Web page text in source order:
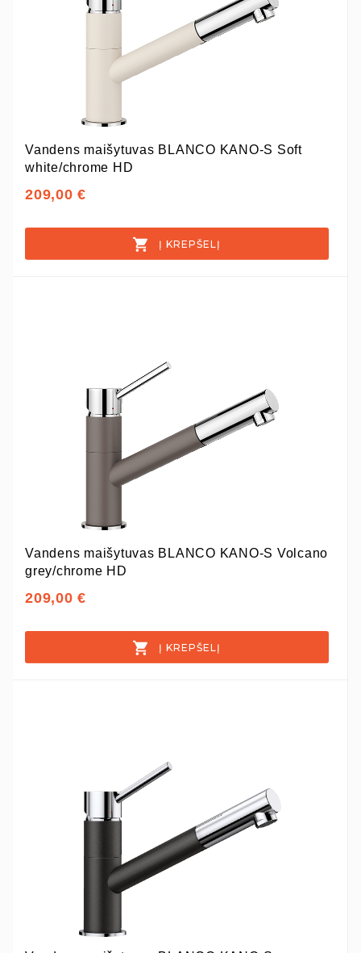
Vandens maišytuvas BLANCO KANO-S Soft
white/chrome HD
209,00 €
Į KREPŠELĮ
Vandens maišytuvas BLANCO KANO-S Volcano
grey/chrome HD
209,00 €
Į KREPŠELĮ